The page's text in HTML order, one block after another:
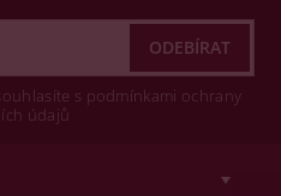
s podmínkami ochrany
údajů